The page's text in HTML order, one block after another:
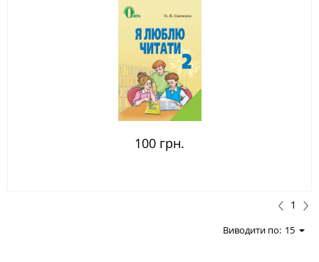
100 грн.
1
Виводити по: 15